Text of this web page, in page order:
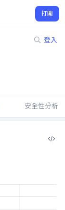
打開
登入
安全性分析